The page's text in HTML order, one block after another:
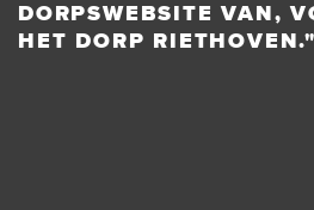
DORPSWEBSITE VAN,
HET DORP RIETHOVEN."